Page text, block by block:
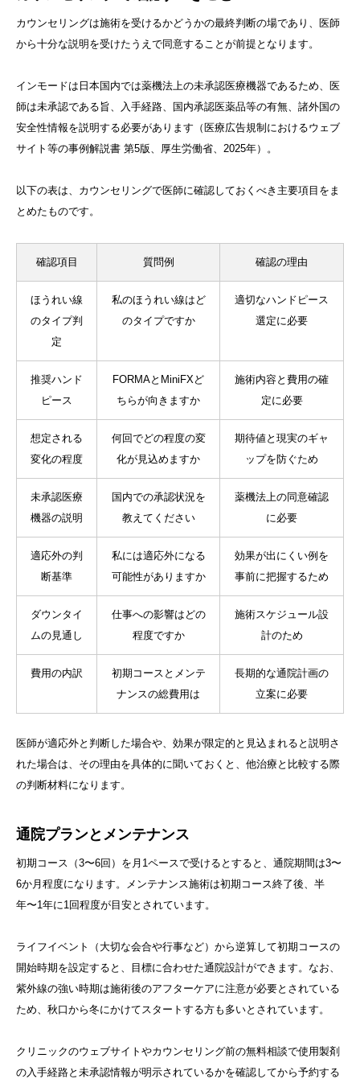
カウンセリングは施術を受けるかどうかの最終判断の場であり、医師
から十分な説明を受けたうえで同意することが前提となります。
インモードは日本国内では薬機法上の未承認医療機器であるため、医
師は未承認である旨、入手経路、国内承認医薬品等の有無、諸外国の
安全性情報を説明する必要があります（医療広告規制におけるウェブ
サイト等の事例解説書 第5版、厚生労働省、2025年）。
以下の表は、カウンセリングで医師に確認しておくべき主要項目をま
とめたものです。
確認項目 質問例 確認の理由
ほうれい線
のタイプ判
定
私のほうれい線はど
のタイプですか
適切なハンドピース
選定に必要
推奨ハンド
ピース
FORMAとMiniFXど
ちらが向きますか
施術内容と費用の確
定に必要
想定される
変化の程度
何回でどの程度の変
化が見込めますか
期待値と現実のギャ
ップを防ぐため
未承認医療
機器の説明
国内での承認状況を
教えてください
薬機法上の同意確認
に必要
適応外の判
断基準
私には適応外になる
可能性がありますか
効果が出にくい例を
事前に把握するため
ダウンタイ
ムの見通し
仕事への影響はどの
程度ですか
施術スケジュール設
計のため
費用の内訳
初期コースとメンテ
ナンスの総費用は
長期的な通院計画の
立案に必要
医師が適応外と判断した場合や、効果が限定的と見込まれると説明さ
れた場合は、その理由を具体的に聞いておくと、他治療と比較する際
の判断材料になります。
通院プランとメンテナンス
初期コース（3〜6回）を月1ペースで受けるとすると、通院期間は3〜
6か月程度になります。メンテナンス施術は初期コース終了後、半
年〜1年に1回程度が目安とされています。
ライフイベント（大切な会合や行事など）から逆算して初期コースの
開始時期を設定すると、目標に合わせた通院設計ができます。なお、
紫外線の強い時期は施術後のアフターケアに注意が必要とされている
ため、秋口から冬にかけてスタートする方も多いとされています。
クリニックのウェブサイトやカウンセリング前の無料相談で使用製剤
の入手経路と未承認情報が明示されているかを確認してから予約する